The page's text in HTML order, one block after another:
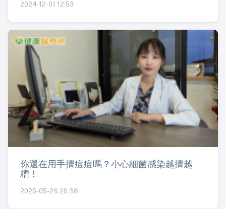
2024-12-01 12:53
你還在用手擠痘痘嗎？小心細菌感染越擠越
糟！
2025-05-26 20:38